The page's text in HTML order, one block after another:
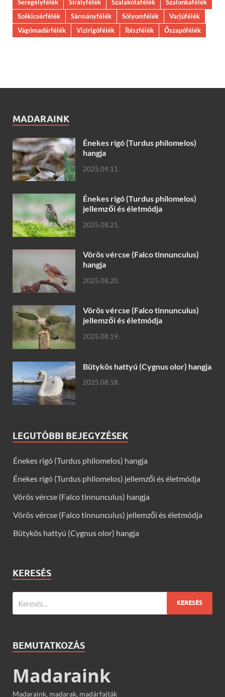
Seregélyfélék
Sirályfélék Szalakótafélék
Szalonkafélék
Székicsérfélék
Sármányfélék Sólyomfélék
Varjúfélék
Vágómadárfélék
Vízirigófélék Íbiszfélék Őszapófélék
MADARAINK
Énekes rigó (Turdus philomelos)
hangja
2025.09.11.
Énekes rigó (Turdus philomelos)
jellemzői és életmódja
2025.08.21.
Vörös vércse (Falco tinnunculus)
hangja
2025.08.20.
Vörös vércse (Falco tinnunculus)
jellemzői és életmódja
2025.08.19.
Bütykös hattyú (Cygnus olor) hangja
2025.08.18.
LEGUTÓBBI BEJEGYZÉSEK
Énekes rigó (Turdus philomelos) hangja
Énekes rigó (Turdus philomelos) jellemzői és életmódja
Vörös vércse (Falco tinnunculus) hangja
Vörös vércse (Falco tinnunculus) jellemzői és életmódja
Bütykös hattyú (Cygnus olor) hangja
KERESÉS
BEMUTATKOZÁS
Madaraink
Madaraink, madarak, madárfajták